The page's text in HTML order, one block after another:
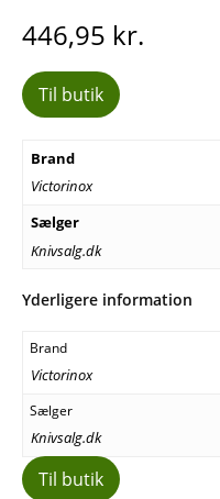
446,95 kr.
Til butik
Brand
Victorinox
Sælger
Knivsalg.dk
Yderligere information
Brand
Victorinox
Sælger
Knivsalg.dk
Til butik